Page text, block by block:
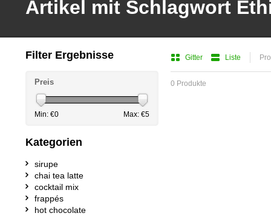
Artikel mit Schlagwort
Gitter Liste
0 Produkte
Filter Ergebnisse
Preis
Min: €0 Max: €5
Kategorien
sirupe
chai tea latte
cocktail mix
frappés
hot chocolate